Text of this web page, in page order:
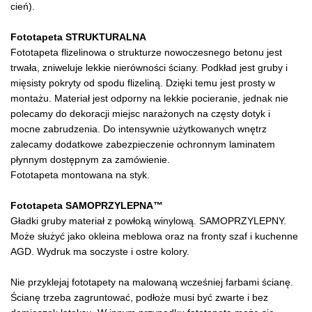
cień).
Fototapeta STRUKTURALNA
Fototapeta flizelinowa o strukturze nowoczesnego betonu jest
trwała, zniweluje lekkie nierówności ściany. Podkład jest gruby i
mięsisty pokryty od spodu flizeliną. Dzięki temu jest prosty w
montażu. Materiał jest odporny na lekkie pocieranie, jednak nie
polecamy do dekoracji miejsc narażonych na częsty dotyk i
mocne zabrudzenia. Do intensywnie użytkowanych wnętrz
zalecamy dodatkowe zabezpieczenie ochronnym laminatem
płynnym dostępnym za zamówienie.
Fototapeta montowana na styk.
Fototapeta SAMOPRZYLEPNA™
Gładki gruby materiał z powłoką winylową. SAMOPRZYLEPNY.
Może służyć jako okleina meblowa oraz na fronty szaf i kuchenne
AGD. Wydruk ma soczyste i ostre kolory.
Nie przyklejaj fototapety na malowaną wcześniej farbami ścianę.
Ścianę trzeba zagruntować, podłoże musi być zwarte i bez